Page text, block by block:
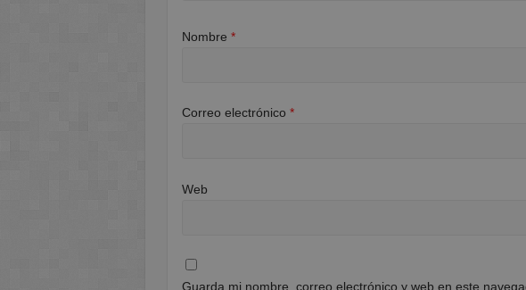
Nombre*
Correo electrónico*
Web
Guarda mi nombre, correo electrónico y web en este